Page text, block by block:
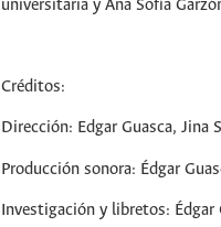
universitaria y Ana Sofía
Créditos:
Dirección: Edgar Guasca, Jina
Producción sonora: Édgar
Investigación y libretos: Édgar